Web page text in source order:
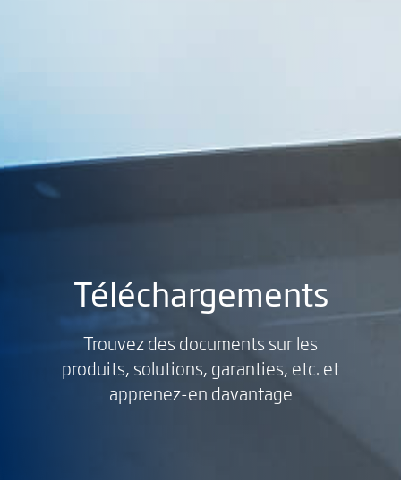
Téléchargements
Trouvez des documents sur les
produits, solutions, garanties, etc. et
apprenez-en davantage